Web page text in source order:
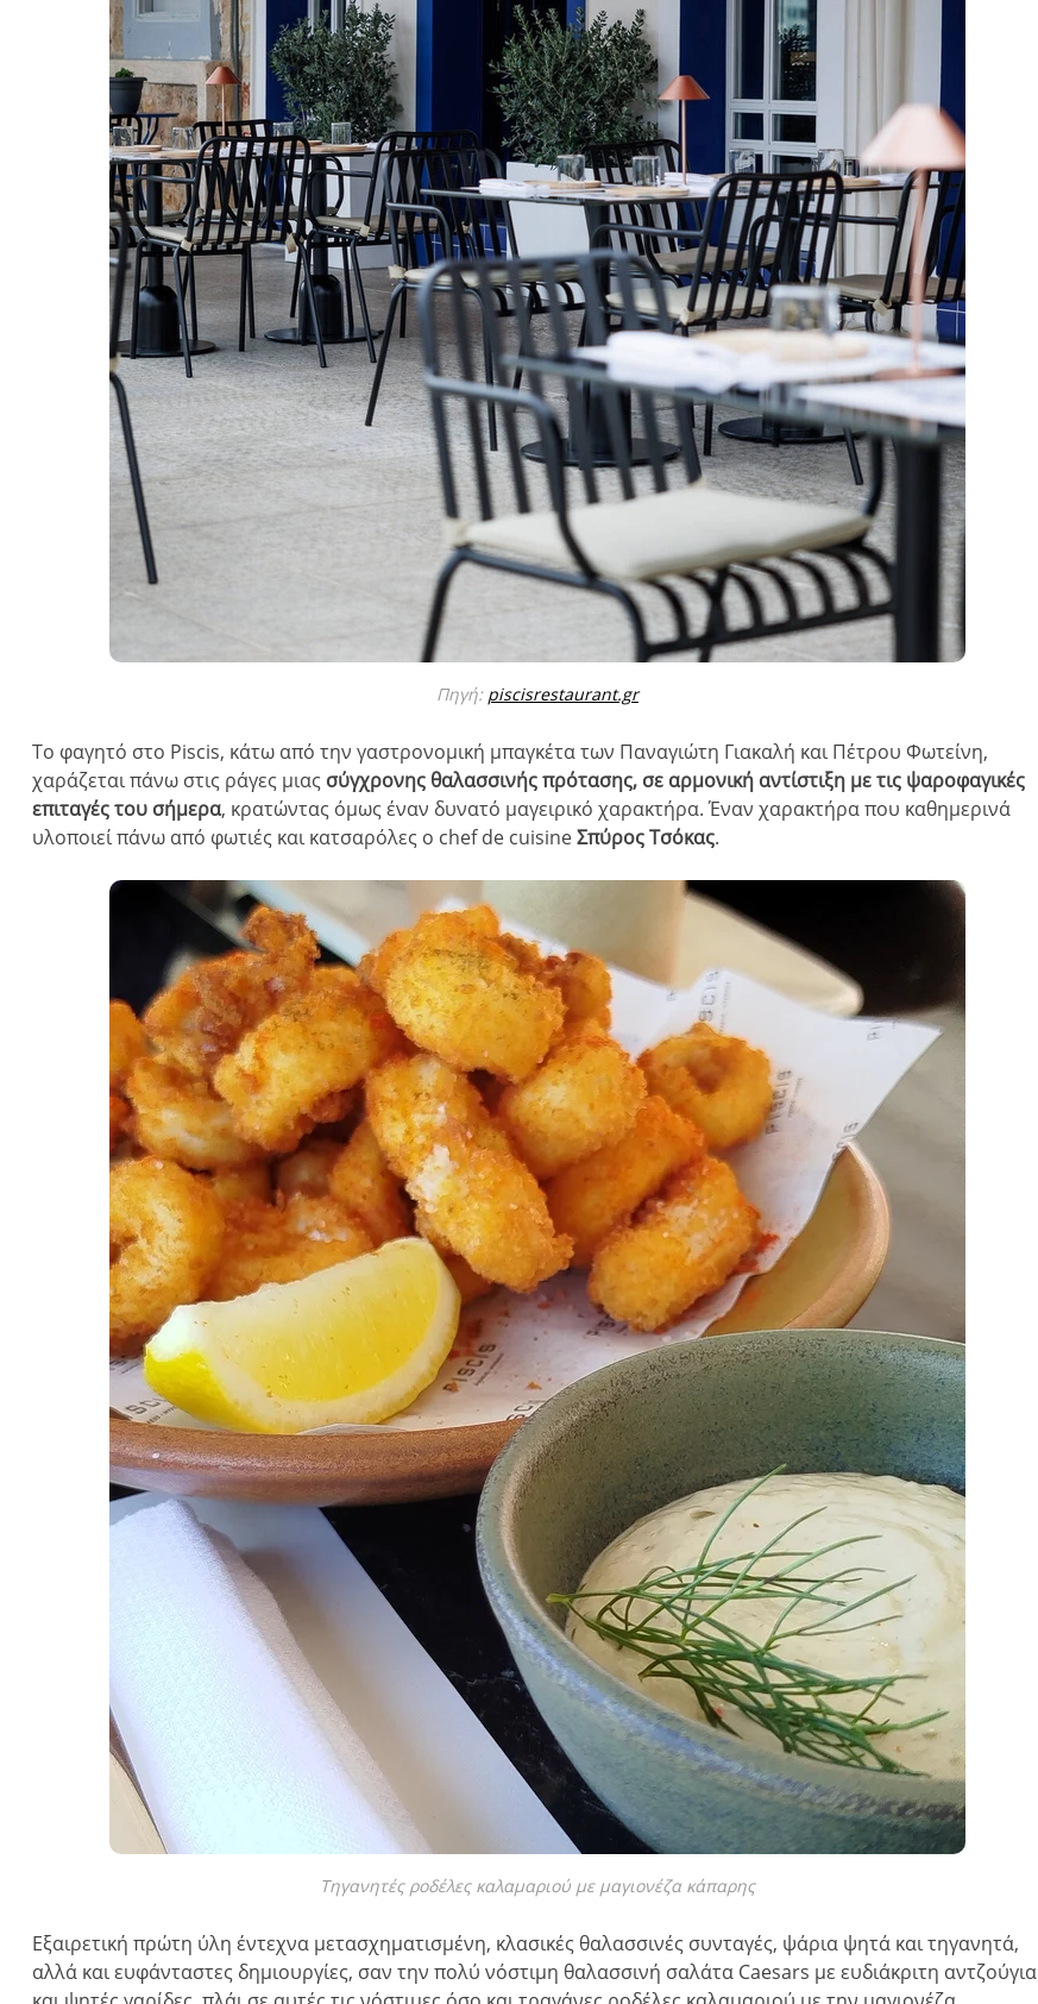
Πηγή: piscisrestaurant.gr
Το φαγητό στο Piscis, κάτω από την γαστρονομική μπαγκέτα των Παναγιώτη Γιακαλή και Πέτρου Φωτείνη,
χαράζεται πάνω στις ράγες μιας σύγχρονης θαλασσινής πρότασης, σε αρμονική αντίστιξη με τις ψαροφαγικές
επιταγές του σήμερα, κρατώντας όμως έναν δυνατό μαγειρικό χαρακτήρα. Έναν χαρακτήρα που καθημερινά
υλοποιεί πάνω από φωτιές και κατσαρόλες ο chef de cuisineΣπύρος Τσόκας.
Τηγανητές ροδέλες καλαμαριού με μαγιονέζα κάπαρης
Εξαιρετική πρώτη ύλη έντεχνα μετασχηματισμένη, κλασικές θαλασσινές συνταγές, ψάρια ψητά και τηγανητά,
αλλά και ευφάνταστες δημιουργίες, σαν την πολύ νόστιμη θαλασσινή σαλάτα Caesars με ευδιάκριτη αντζούγια